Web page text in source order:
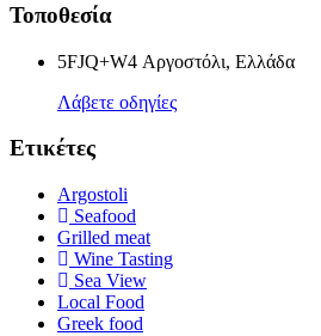
Τοποθεσία
5FJQ+W4 Αργοστόλι, Ελλάδα
Λάβετε οδηγίες
Ετικέτες
Argostoli
Seafood
Grilled meat
Wine Tasting
Sea View
Local Food
Greek food